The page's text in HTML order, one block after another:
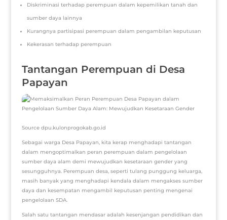
Diskriminasi terhadap perempuan dalam kepemilikan tanah dan
sumber daya lainnya
Kurangnya partisipasi perempuan dalam pengambilan keputusan
Kekerasan terhadap perempuan
Tantangan Perempuan di Desa
Papayan
Source dpu.kulonprogokab.go.id
Sebagai warga Desa Papayan, kita kerap menghadapi tantangan
dalam mengoptimalkan peran perempuan dalam pengelolaan
sumber daya alam demi mewujudkan kesetaraan gender yang
sesungguhnya. Perempuan desa, seperti tulang punggung keluarga,
masih banyak yang menghadapi kendala dalam mengakses sumber
daya dan kesempatan mengambil keputusan penting mengenai
pengelolaan SDA.
Salah satu tantangan mendasar adalah kesenjangan pendidikan dan